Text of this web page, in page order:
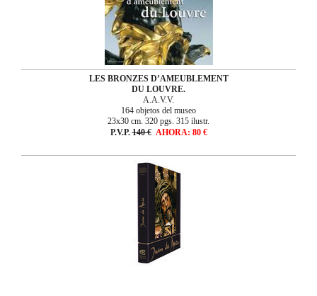
LES BRONZES D’AMEUBLEMENT
DU LOUVRE.
A.A.V.V.
164 objetos del museo
23x30 cm. 320 pgs. 315 ilustr.
P.V.P.140 € AHORA: 80 €